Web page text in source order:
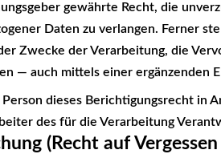
gewährte Recht, die
Daten zu verlangen. Ferner
Zwecke der Verarbeitung, die
— auch mittels einer ergänzenden
dieses Berichtigungsrecht in
des für die Verarbeitung
(Recht auf